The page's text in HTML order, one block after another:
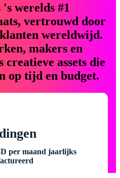
's werelds #1
vertrouwd door
wereldwijd.
makers en
assets die
op tijd en budget.
per maand jaarlijks